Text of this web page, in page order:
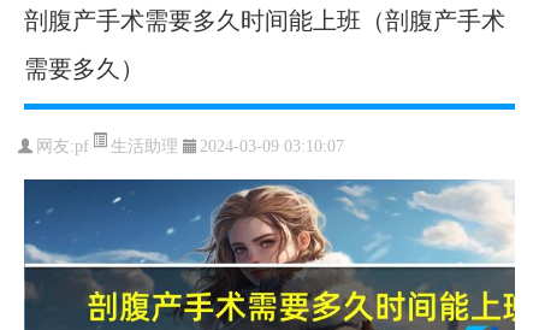
剖腹产手术需要多久时间能上班（剖腹产手术
需要多久）
网友:pf 生活助理 2024-03-09 03:10:07